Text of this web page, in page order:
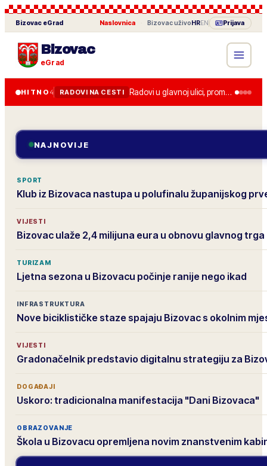
Bizovac eGrad Naslovnica BizovacuživoHREN Prijava
Bizovac
eGrad
HITNO 4 RADOVI NA CESTI Radovi u glavnoj ulici, promet je usporen do kraja tjedna.
NAJNOVIJE
SPORT
Klub iz Bizovaca nastupa u polufinalu županijskog
VIJESTI
Bizovac ulaže 2,4 milijuna eura u obnovu glavnog trga
TURIZAM
Ljetna sezona u Bizovacu počinje ranije nego ikad
INFRASTRUKTURA
Nove biciklističke staze spajaju Bizovac s okolnim
VIJESTI
Gradonačelnik predstavio digitalnu strategiju za
DOGAĐAJI
Uskoro: tradicionalna manifestacija "Dani Bizovaca"
OBRAZOVANJE
Škola u Bizovacu opremljena novim znanstvenim